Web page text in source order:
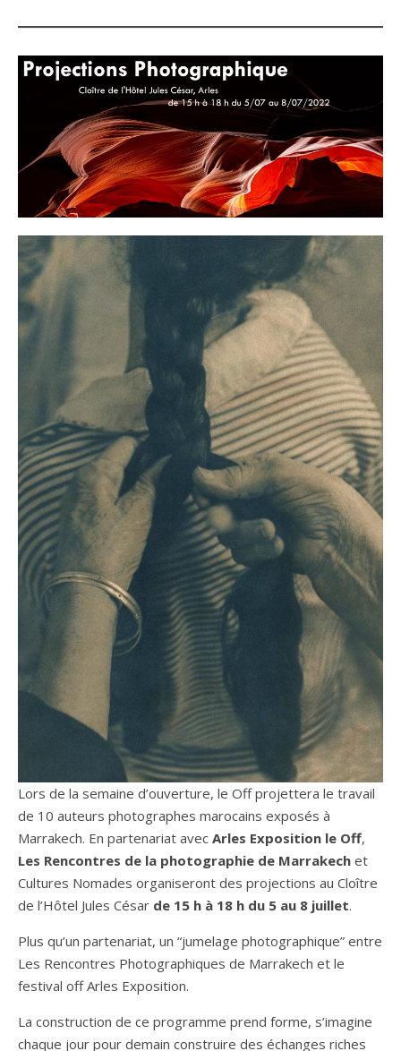
Lors de la semaine d’ouverture, le Off projettera le travail
de 10 auteurs photographes marocains exposés à
Marrakech. En partenariat avec Arles Exposition le Off,
Les Rencontres de la photographie de Marrakech et
Cultures Nomades organiseront des projections au Cloître
de l’Hôtel Jules César de 15 h à 18 h du 5 au 8 juillet.
Plus qu’un partenariat, un “jumelage photographique” entre
Les Rencontres Photographiques de Marrakech et le
festival off Arles Exposition.
La construction de ce programme prend forme, s’imagine
chaque jour pour demain construire des échanges riches